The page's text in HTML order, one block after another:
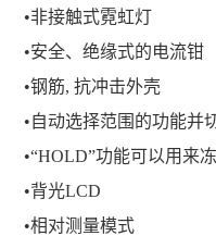
•非接触式霓虹灯
•安全、绝缘式的电流钳
•钢筋, 抗冲击外壳
•自动选择范围的功能并
•“HOLD”功能可以用来
•背光LCD
•相对测量模式